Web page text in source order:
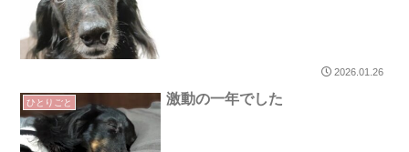
2026.01.26
ひとりごと 激動の一年でした